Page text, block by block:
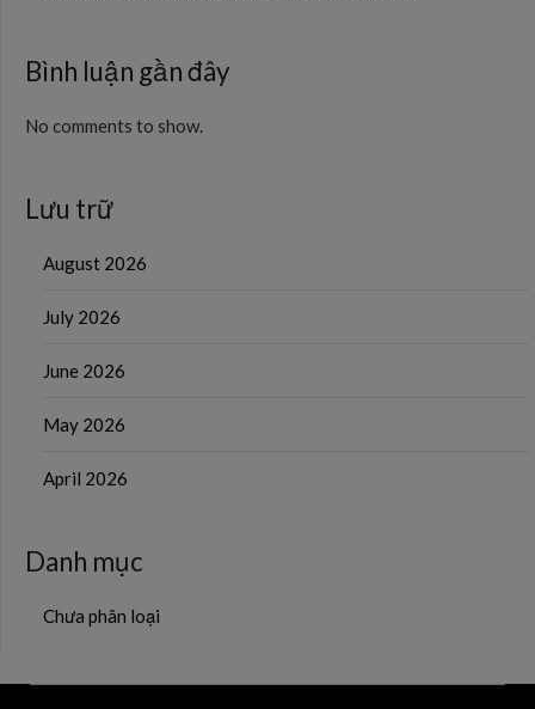
Bình luận gần đây
No comments to show.
Lưu trữ
August 2026
July 2026
June 2026
May 2026
April 2026
Danh mục
Chưa phân loại